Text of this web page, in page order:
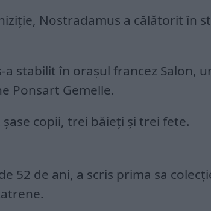
Nostradamus a călătorit în
a stabilit în oraşul francez Salon,
Ponsart Gemelle.
copii, trei băieţi şi trei fete.
52 de ani, a scris prima sa